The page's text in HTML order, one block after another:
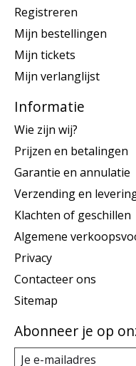
Registreren
Mijn bestellingen
Mijn tickets
Mijn verlanglijst
Informatie
Wie zijn wij?
Prijzen en betalingen
Garantie en annulatie
Verzending en
Klachten of geschillen
Algemene
Privacy
Contacteer ons
Sitemap
Abonneer je op